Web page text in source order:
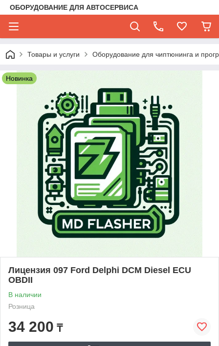
ОБОРУДОВАНИЕ ДЛЯ АВТОСЕРВИСА
Товары и услуги Оборудование для чиптюнинга и
Новинка
Лицензия 097 Ford Delphi DCM Diesel ECU
OBDII
В наличии
Розница
34 200 ₸